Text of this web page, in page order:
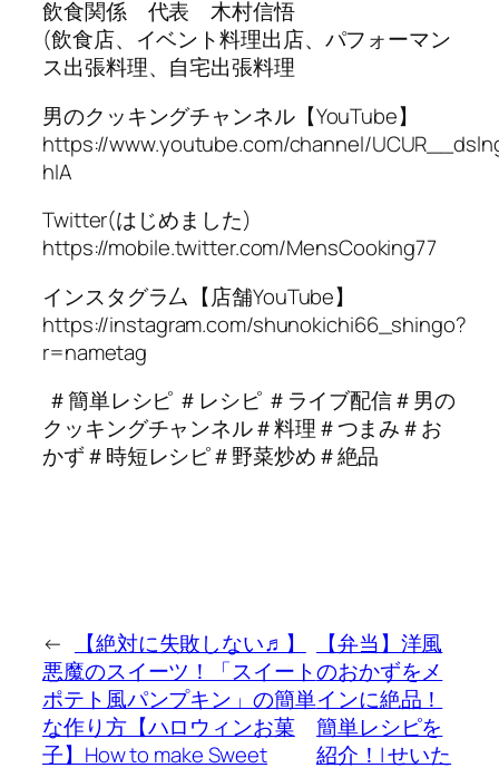
飲食関係 代表 木村信悟
(飲食店、イベント料理出店、パフォーマン
ス出張料理、自宅出張料理
男のクッキングチャンネル【YouTube】
https://www.youtube.com/channel/
hIA
Twitter(はじめました)
https://mobile.twitter.com/MensCooking77
インスタグラ厶【店舗YouTube】
https://instagram.com/shunokichi66_shingo?
r=nametag
＃簡単レシピ ＃レシピ ＃ライブ配信＃男の
クッキングチャンネル＃料理＃つまみ＃お
かず＃時短レシピ＃野菜炒め＃絶品
←
【絶対に失敗しない♬】
悪魔のスイーツ！「スイート
ポテト風パンプキン」の簡単
な作り方【ハロウィンお菓
子】How to make Sweet
【弁当】洋風
のおかずをメ
インに絶品！
簡単レシピを
紹介！| せいた